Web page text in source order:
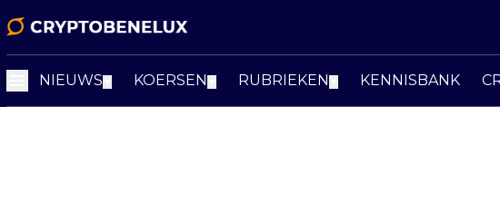
NIEUWS KOERSEN RUBRIEKEN KENNISBANK